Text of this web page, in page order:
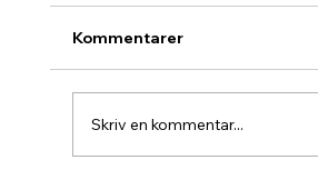
Kommentarer
Skriv en kommentar...